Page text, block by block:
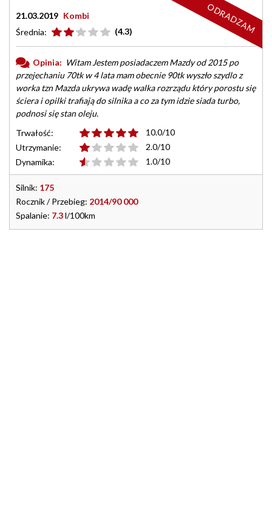
21.03.2019 Kombi
Średnia:
(4.3)
Opinia: Witam Jestem posiadaczem Mazdy od 2015 po
przejechaniu 70tk w 4 lata mam obecnie 90tk wyszło szydlo z
worka tzn Mazda ukrywa wadę walka rozrządu który porostu się
ściera i opilki trafiają do silnika a co za tym idzie siada turbo,
podnosi się stan oleju.
Trwałość:
10.0/10
Utrzymanie:
2.0/10
Dynamika:
1.0/10
Silnik: 175
Rocznik / Przebieg: 2014/90 000
Spalanie: 7.3l/100km
ODRADZAM